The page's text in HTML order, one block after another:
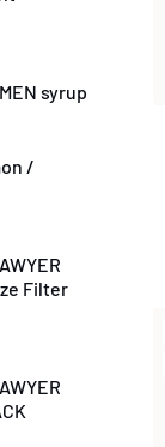
syrup
/
Filter